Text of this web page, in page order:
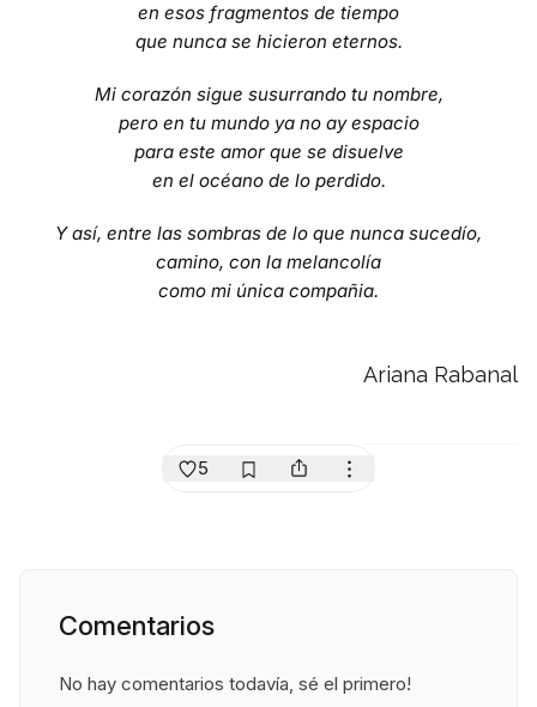
en esos fragmentos de tiempo
que nunca se hicieron eternos.
Mi corazón sigue susurrando tu nombre,
pero en tu mundo ya no ay espacio
para este amor que se disuelve
en el océano de lo perdido.
Y así, entre las sombras de lo que nunca sucedío,
camino, con la melancolía
como mi única compañia.
Ariana Rabanal
5
Comentarios
No hay comentarios todavía, sé el primero!